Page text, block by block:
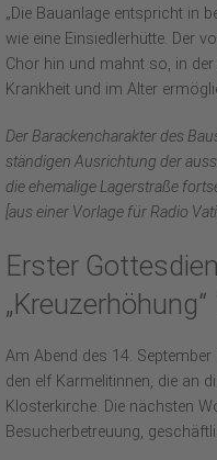
„Die Bauanlage entspricht in
wie eine Einsiedlerhütte. Der
Chor hin und mahnt so, in
Krankheit und im Alter
Der Barackencharakter des
ständigen Ausrichtung der
die ehemalige Lagerstraße
[aus einer Vorlage für Radio
Erster
Am Abend des 14.
den elf Karmelitinnen, die an
Klosterkirche. Die nächsten
Besucherbetreuung,